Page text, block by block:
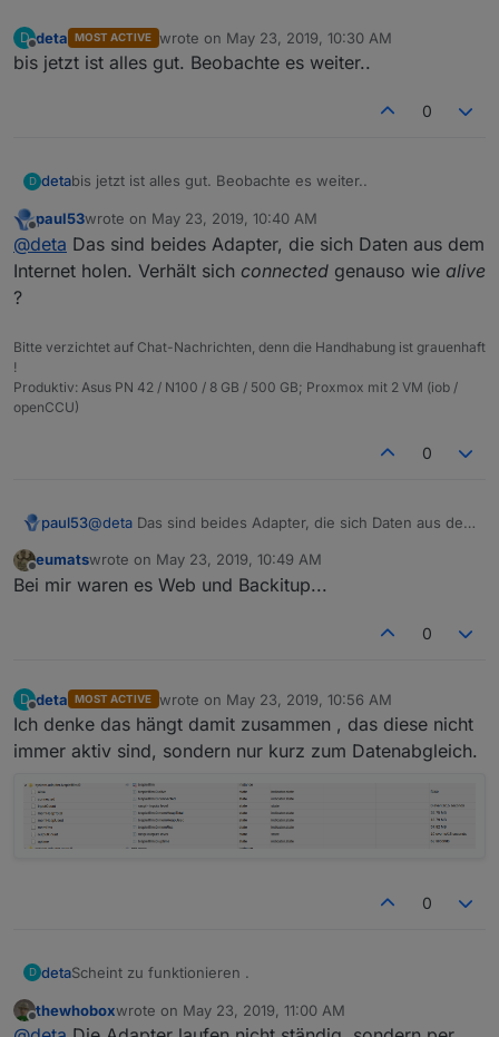
D
Offline
deta MOST ACTIVE wrote on May 23, 2019, 10:30 AM
last edited by
bis jetzt ist alles gut. Beobachte es weiter..
0
D detabis jetzt ist alles gut. Beobachte es weiter..
Offline
paul53wrote on May 23, 2019, 10:40 AM
last edited by
@deta Das sind beides Adapter, die sich Daten aus dem
Internet holen. Verhält sich connected genauso wie alive
?
Bitte verzichtet auf Chat-Nachrichten, denn die Handhabung ist grauenhaft
!
Produktiv: Asus PN 42 / N100 / 8 GB / 500 GB; Proxmox mit 2 VM (iob /
openCCU)
0
paul53@deta Das sind beides Adapter, die sich Daten aus dem
alive?
Offline
eumatswrote on May 23, 2019, 10:49 AM
last edited by
Bei mir waren es Web und Backitup...
0
D
Offline
deta MOST ACTIVE wrote on May 23, 2019, 10:56 AM
last edited by
Ich denke das hängt damit zusammen , das diese nicht
immer aktiv sind, sondern nur kurz zum Datenabgleich.
0
D detaScheint zu funktionieren .
Nur jetzt Meckert er . das der Adapter Das Wetter und
Offline
thewhoboxwrote on May 23, 2019, 11:00 AM
last edited by